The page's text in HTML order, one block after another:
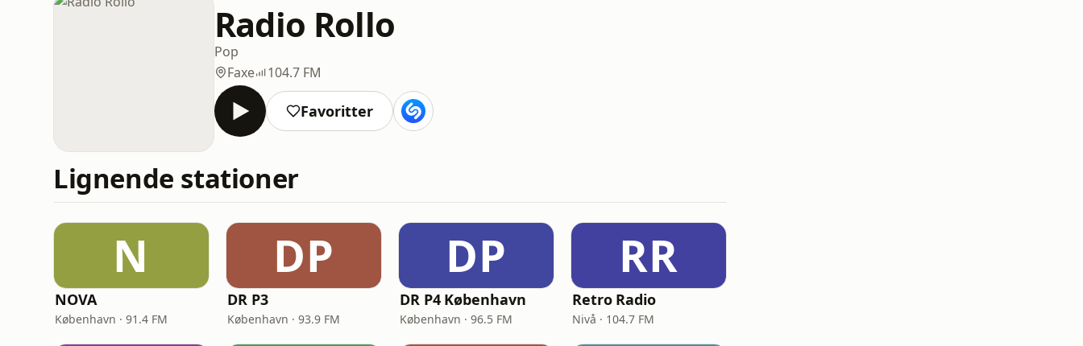
Radio Rollo
Pop
Faxe
104.7 FM
Favoritter
Lignende stationer
N
NOVA
København · 91.4 FM
DP
DR P3
København · 93.9 FM
DP
DR P4 København
København · 96.5 FM
RR
Retro Radio
Nivå · 104.7 FM